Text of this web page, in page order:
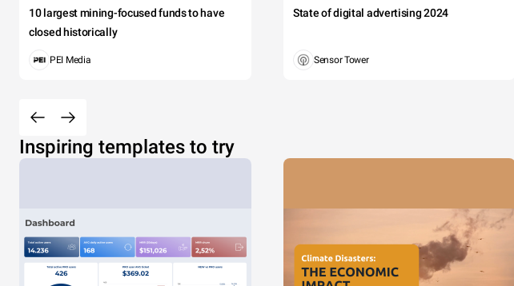
10 largest mining-focused funds to have
closed historically
PEI Media
State of digital advertising 2024
Sensor Tower
Inspiring templates to try